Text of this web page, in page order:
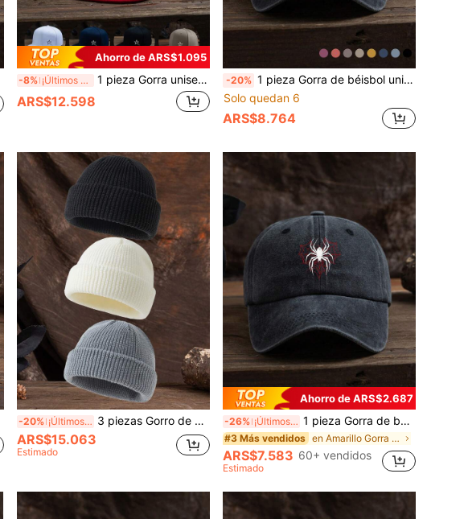
Ahorro de ARS$1.095
-8% ¡Últimos 3 días 1 pieza Gorra unisex de borde plano ajustable de moda informal para uso diario con estampado gráfico de ropa urbana
ARS$12.598
-20% 1 pieza Gorra de béisbol unisex casual y de moda para uso al aire libre, con estampado de balón de fútbol mundial e impresión de helado, ajustable y suave, adecuada para uso diario, playa y vacaciones
Solo quedan 6
ARS$8.764
-20% ¡Últimos 3 días 3 piezas Gorro de punto de unicolor casual para hombre, adecuado para uso diario, atuendo de otoño/invierno
ARS$15.063
Estimado
Ahorro de ARS$2.687
-26% ¡Últimos 3 días 1 pieza Gorra de béisbol unisex ajustable para uso casual al aire libre con estampado gráfico de tela de araña, suave y adecuada para todas las estaciones
#3 Más vendidos en Amarillo Gorra de béisbol para hombre
ARS$7.583 60+ vendidos
Estimado